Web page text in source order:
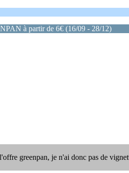
à partir de 6€ (16/09 - 28/12)
greenpan, je n'ai donc pas de